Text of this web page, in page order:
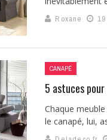
Roxane
CANAPÉ
5 astuces
Chaque
le canapé, lui,